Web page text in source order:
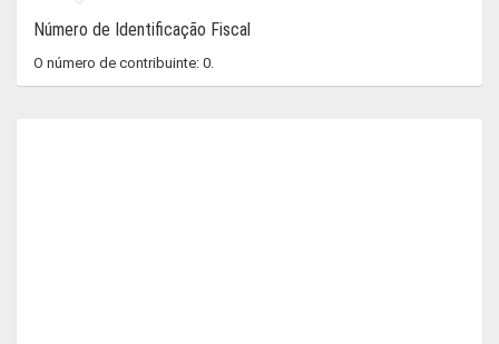
Número de Identificação Fiscal
O número de contribuinte: 0.